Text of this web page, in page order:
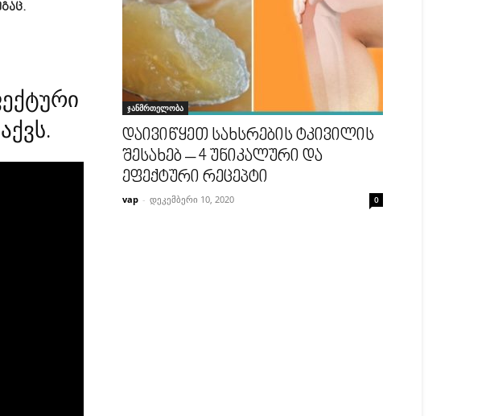
ჯანმრთელობა
დაივიწყეთ სახსრების ტკივილის
შესახებ – 4 უნიკალური და
ეფექტური რეცეპტი
vap - დეკემბერი 10, 2020 0